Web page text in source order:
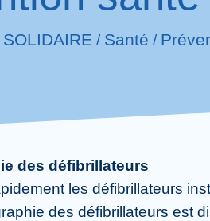
/ Santé /
des défibrillateurs
les défibrillateurs
des défibrillateurs est